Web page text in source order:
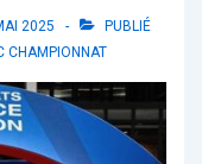
2025
PUBLIÉ
CHAMPIONNAT